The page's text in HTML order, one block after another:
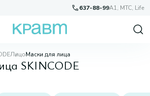
637-88-99A1, МТС, Life
ЛицоМаски для лица
SKINCODE